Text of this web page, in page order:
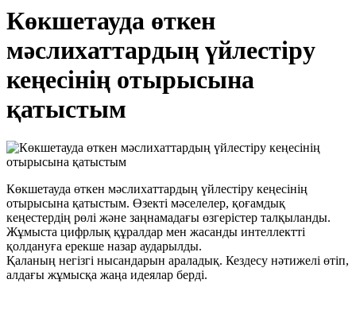
Көкшетауда өткен
мәслихаттардың үйлестіру
кеңесінің отырысына
қатыстым
Көкшетауда өткен мәслихаттардың үйлестіру кеңесінің
отырысына қатыстым. Өзекті мәселелер, қоғамдық
кеңестердің рөлі және заңнамадағы өзгерістер талқыланды.
Жұмыста цифрлық құралдар мен жасанды интеллектті
қолдануға ерекше назар аударылды.
Қаланың негізгі нысандарын араладық. Кездесу нәтижелі өтіп,
алдағы жұмысқа жаңа идеялар берді.